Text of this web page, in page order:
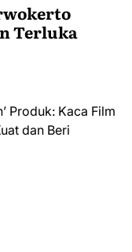
Terluka